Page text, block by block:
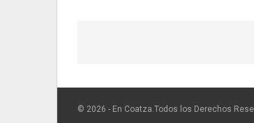
© 2026 - En Coatza.Todos los Derechos